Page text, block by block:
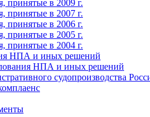
принятые в 2009 г.
принятые в 2007 г.
принятые в 2006 г.
принятые в 2005 г.
принятые в 2004 г.
НПА и иных решений
НПА и иных решений
судопроизводства